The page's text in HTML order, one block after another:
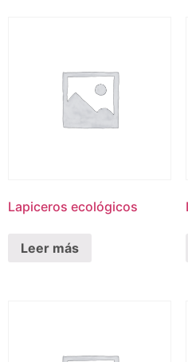
Lapiceros ecológicos
Leer más